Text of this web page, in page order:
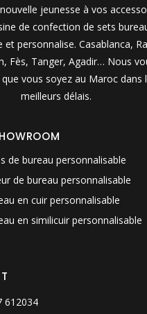
jeunesse à vos
de confection de sets
et personnalise. Casablanca,
Fès, Tanger, Agadir… Nous
vous soyez au Maroc dans
meilleurs délais.
de bureau personnalisable
de bureau personnalisable
en cuir personnalisable
en similicuir personnalisable
612034